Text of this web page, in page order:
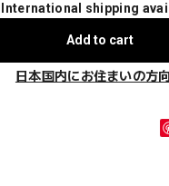
International shipping
Add to cart
日本国内にお住まいの方